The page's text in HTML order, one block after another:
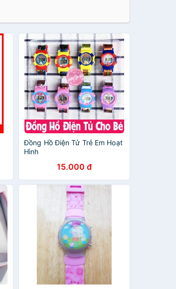
Đồng Hồ Điện Tử Trẻ Em Hoạt
Hình
15.000 đ